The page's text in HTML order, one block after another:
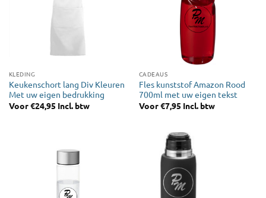
KLEDING
Keukenschort lang Div Kleuren
Met uw eigen bedrukking
Voor€24,95 Incl. btw
CADEAUS
Fles kunststof Amazon Rood
700ml met uw eigen tekst
Voor€7,95 Incl. btw